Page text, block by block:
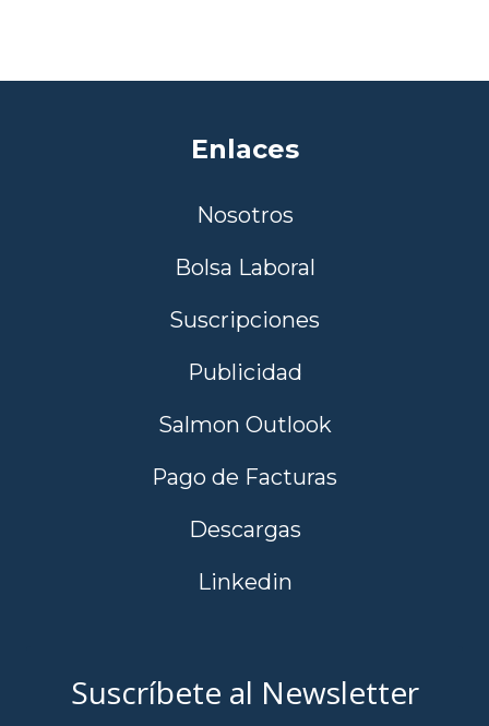
Enlaces
Nosotros
Bolsa Laboral
Suscripciones
Publicidad
Salmon Outlook
Pago de Facturas
Descargas
Linkedin
Suscríbete al Newsletter